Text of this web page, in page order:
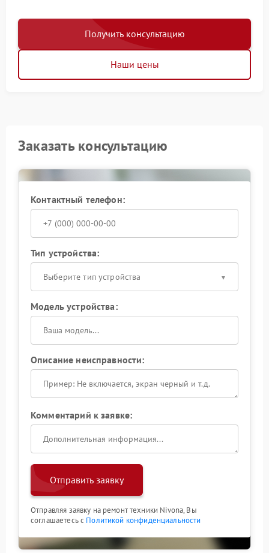
Получить консультацию
Наши цены
Заказать консультацию
Контактный телефон:
Тип устройства:
Выберите тип устройства
Модель устройства:
Описание неисправности:
Комментарий к заявке:
Отправить заявку
Отправляя заявку на ремонт техники Nivona, Вы
соглашаетесь с Политикой конфиденциальности